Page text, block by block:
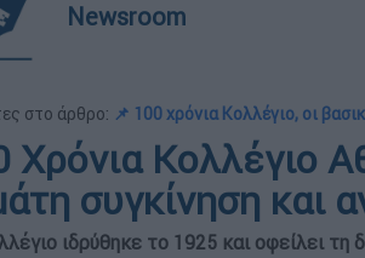
Newsroom
στο άρθρο: 📌 100 χρόνια Κολλέγιο, οι
Χρόνια Κολλέγιο
συγκίνηση και
ιδρύθηκε το 1925 και οφείλει τη